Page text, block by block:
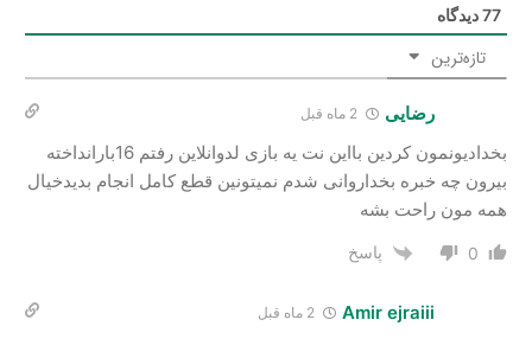
77دیدگاه
تازه‌ترین
رضایی
بخدادیونمون کردین بااین نت یه بازی لدوانلاین رفتم 16بارانداخته
بیرون چه خبره بخداروانی شدم نمیتونین قطع کامل انجام بدیدخیال
همه مون راحت بشه
0 پاسخ
Amir ejraiii